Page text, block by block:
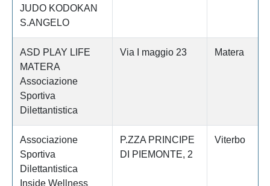
JUDO KODOKAN
S.ANGELO
ASD PLAY LIFE
MATERA
Associazione
Sportiva
Dilettantistica
Via I maggio 23 Matera
Associazione
Sportiva
Dilettantistica
Inside Wellness
P.ZZA PRINCIPE
DI PIEMONTE, 2
Viterbo